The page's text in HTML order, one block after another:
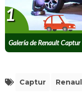
Galería de Renault Captur
1
Captur